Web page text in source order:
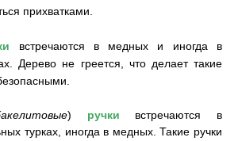
прихватками.
встречаются в медных и иногда в
Дерево не греется, что делает такие
) ручки
встречаются в
турках, иногда в медных. Такие ручки